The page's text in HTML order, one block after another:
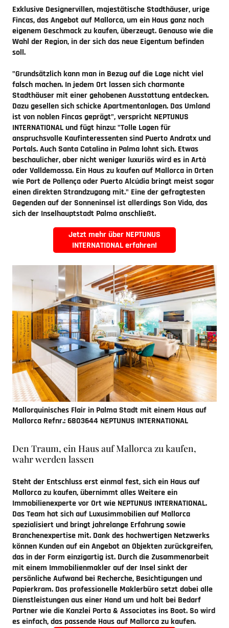
Exklusive Designervillen, majestätische Stadthäuser, urige
Fincas, das Angebot auf Mallorca, um ein Haus ganz nach
eigenem Geschmack zu kaufen, überzeugt. Genauso wie die
Wahl der Region, in der sich das neue Eigentum befinden
soll.
"Grundsätzlich kann man in Bezug auf die Lage nicht viel
falsch machen. In jedem Ort lassen sich charmante
Stadthäuser mit einer gehobenen Ausstattung entdecken.
Dazu gesellen sich schicke Apartmentanlagen. Das Umland
ist von noblen Fincas geprägt", verspricht NEPTUNUS
INTERNATIONAL und fügt hinzu: "Tolle Lagen für
anspruchsvolle Kaufinteressenten sind Puerto Andratx und
Portals. Auch Santa Catalina in Palma lohnt sich. Etwas
beschaulicher, aber nicht weniger luxuriös wird es in Artà
oder Valldemossa. Ein Haus zu kaufen auf Mallorca in Orten
wie Port de Pollença oder Puerto Alcúdia bringt meist sogar
einen direkten Strandzugang mit." Eine der gefragtesten
Gegenden auf der Sonneninsel ist allerdings Son Vida, das
sich der Inselhauptstadt Palma anschließt.
Jetzt mehr über NEPTUNUS
INTERNATIONAL erfahren!
Mallorquinisches Flair in Palma Stadt mit einem Haus auf
Mallorca Refnr.: 6803644 NEPTUNUS INTERNATIONAL
Den Traum, ein Haus auf Mallorca zu kaufen,
wahr werden lassen
Steht der Entschluss erst einmal fest, sich ein Haus auf
Mallorca zu kaufen, übernimmt alles Weitere ein
Immobilienexperte vor Ort wie NEPTUNUS INTERNATIONAL.
Das Team hat sich auf Luxusimmobilien auf Mallorca
spezialisiert und bringt jahrelange Erfahrung sowie
Branchenexpertise mit. Dank des hochwertigen Netzwerks
können Kunden auf ein Angebot an Objekten zurückgreifen,
das in der Form einzigartig ist. Durch die Zusammenarbeit
mit einem Immobilienmakler auf der Insel sinkt der
persönliche Aufwand bei Recherche, Besichtigungen und
Papierkram. Das professionelle Maklerbüro setzt dabei alle
Dienstleistungen aus einer Hand um und holt bei Bedarf
Partner wie die Kanzlei Porta & Associates ins Boot. So wird
es einfach, das passende Haus auf Mallorca zu kaufen.